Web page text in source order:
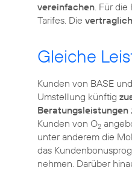
vereinfachen. Für
Tarifes. Die
Gleiche
Kunden von BASE
Umstellung künftig
Beratungsleistungen
Kunden von O2
unter anderem die
das
nehmen. Darüber